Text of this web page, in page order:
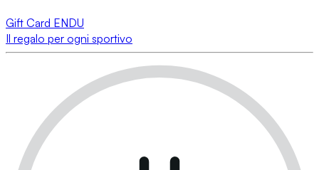
Gift Card ENDU
Il regalo per ogni sportivo